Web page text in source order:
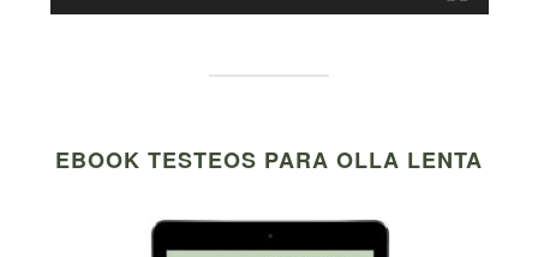
EBOOK TESTEOS PARA OLLA LENTA